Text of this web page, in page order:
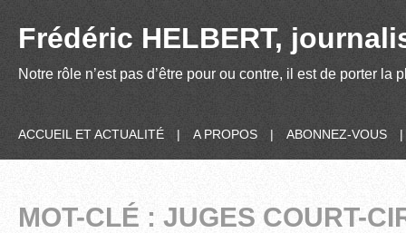
Frédéric HELBERT,
Notre rôle n’est pas d’être pour ou contre, il est de porter
ACCUEIL ET ACTUALITÉ | A PROPOS | ABONNEZ-VOUS |
MOT-CLÉ : JUGES COURT-